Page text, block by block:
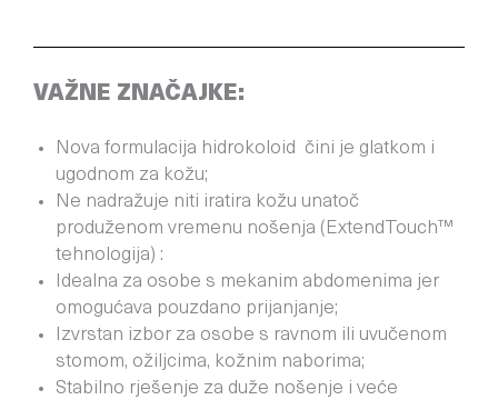
VAŽNE ZNAČAJKE:
Nova formulacija hidrokoloid čini je glatkom i
ugodnom za kožu;
Ne nadražuje niti iratira kožu unatoč
produženom vremenu nošenja (ExtendTouch™
tehnologija) :
Idealna za osobe s mekanim abdomenima jer
omogućava pouzdano prijanjanje;
Izvrstan izbor za osobe s ravnom ili uvučenom
stomom, ožiljcima, kožnim naborima;
Stabilno rješenje za duže nošenje i veće